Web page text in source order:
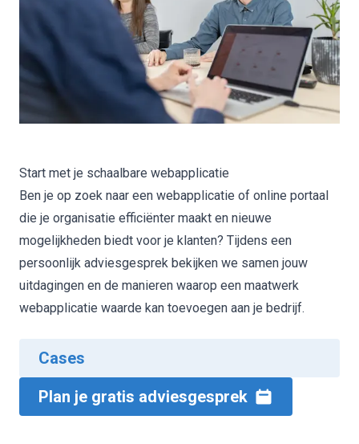
Start met je schaalbare webapplicatie
Ben je op zoek naar een webapplicatie of online portaal
die je organisatie efficiënter maakt en nieuwe
mogelijkheden biedt voor je klanten? Tijdens een
persoonlijk adviesgesprek bekijken we samen jouw
uitdagingen en de manieren waarop een maatwerk
webapplicatie waarde kan toevoegen aan je bedrijf.
Cases
Plan je gratis adviesgesprek